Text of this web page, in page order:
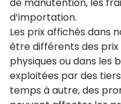
de manutention, les
d’importation.
Les prix affichés dans
être différents des prix
physiques ou dans les
exploitées par des
temps à autre, des